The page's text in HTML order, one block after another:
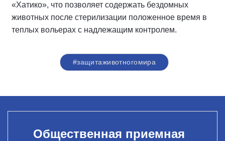
«Хатико», что позволяет содержать бездомных
животных после стерилизации положенное время в
теплых вольерах с надлежащим контролем.
#защитаживотногомира
Общественная приемная